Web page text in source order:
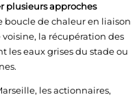
plusieurs approches
boucle de chaleur en liaison
la récupération des
eaux grises du stade ou
les actionnaires,